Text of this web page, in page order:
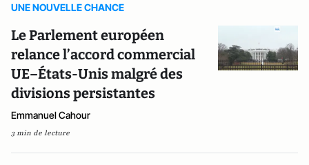
UNE NOUVELLE CHANCE
Le Parlement européen
relance l’accord commercial
UE–États-Unis malgré des
divisions persistantes
Emmanuel Cahour
3 min de lecture